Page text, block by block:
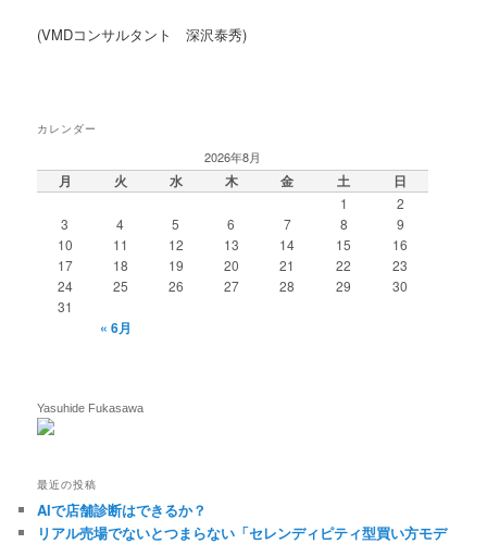
(VMDコンサルタント 深沢泰秀)
カレンダー
2026年8月
月 火 水 木 金 土 日
1
2
3
4 5 6 7 8
9
10
11 12 13 14 15
16
17
18 19 20 21 22
23
24
25 26 27 28 29
30
31
« 6月
Yasuhide Fukasawa
最近の投稿
AIで店舗診断はできるか？
リアル売場でないとつまらない「セレンディピティ型買い方モデ